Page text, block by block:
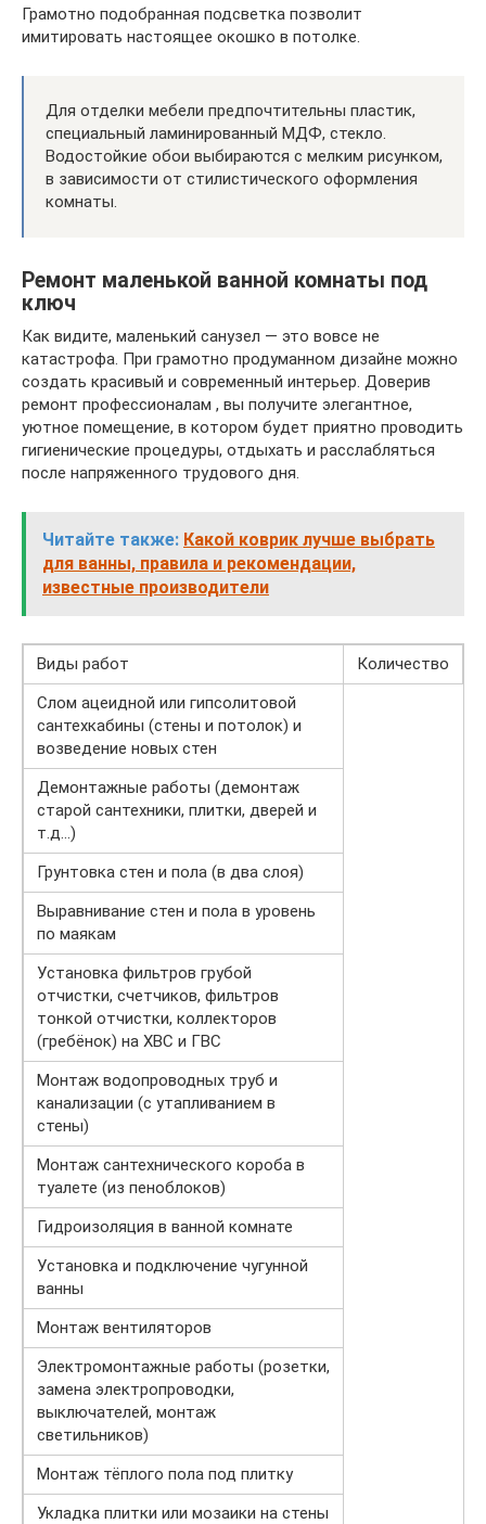
Грамотно подобранная подсветка позволит
имитировать настоящее окошко в потолке.
Для отделки мебели предпочтительны пластик,
специальный ламинированный МДФ, стекло.
Водостойкие обои выбираются с мелким рисунком,
в зависимости от стилистического оформления
комнаты.
Ремонт маленькой ванной комнаты под
ключ
Как видите, маленький санузел — это вовсе не
катастрофа. При грамотно продуманном дизайне можно
создать красивый и современный интерьер. Доверив
ремонт профессионалам , вы получите элегантное,
уютное помещение, в котором будет приятно проводить
гигиенические процедуры, отдыхать и расслабляться
после напряженного трудового дня.
Читайте также: Какой коврик лучше выбрать
для ванны, правила и рекомендации,
известные производители
Виды работ
Количество
Слом ацеидной или гипсолитовой
сантехкабины (стены и потолок) и
возведение новых стен
Демонтажные работы (демонтаж
старой сантехники, плитки, дверей и
т.д…)
Грунтовка стен и пола (в два слоя)
Выравнивание стен и пола в уровень
по маякам
Установка фильтров грубой
отчистки, счетчиков, фильтров
тонкой отчистки, коллекторов
(гребёнок) на ХВС и ГВС
Монтаж водопроводных труб и
канализации (с утапливанием в
стены)
Монтаж сантехнического короба в
туалете (из пеноблоков)
Гидроизоляция в ванной комнате
Установка и подключение чугунной
ванны
Монтаж вентиляторов
Электромонтажные работы (розетки,
замена электропроводки,
выключателей, монтаж
светильников)
Монтаж тёплого пола под плитку
Укладка плитки или мозаики на стены